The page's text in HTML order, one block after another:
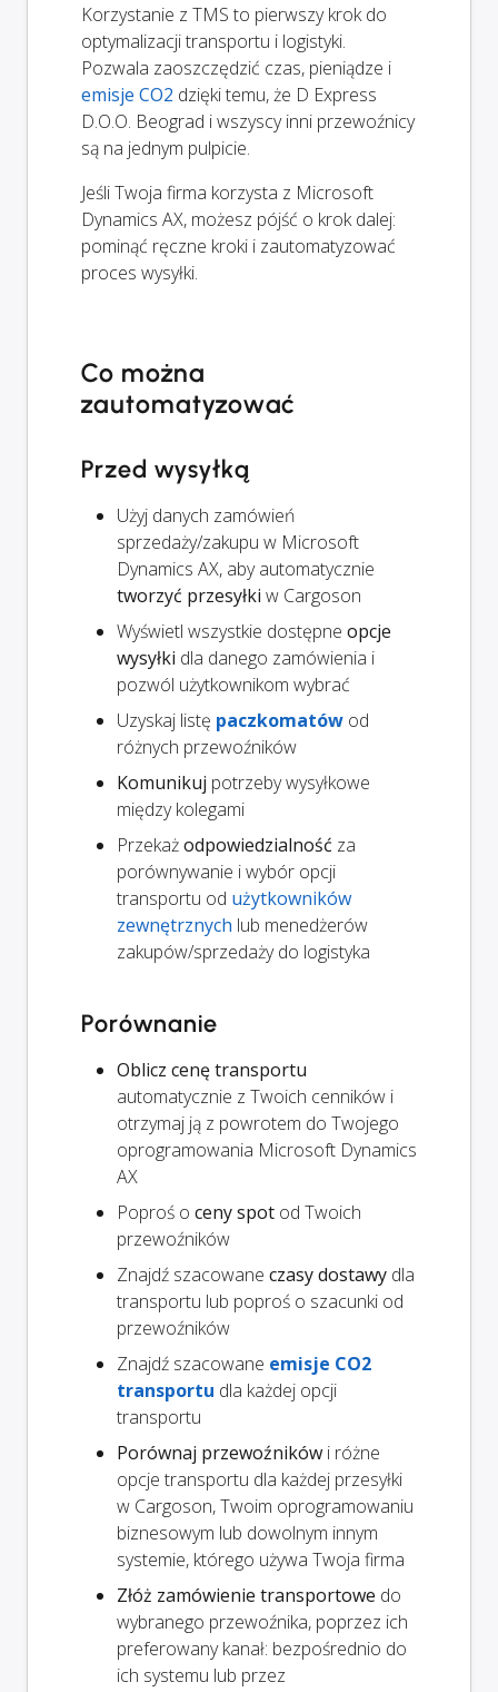
Korzystanie z TMS to pierwszy krok do
optymalizacji transportu i logistyki.
Pozwala zaoszczędzić czas, pieniądze i
emisje CO2 dzięki temu, że D Express
D.O.O. Beograd i wszyscy inni przewoźnicy
są na jednym pulpicie.
Jeśli Twoja firma korzysta z Microsoft
Dynamics AX, możesz pójść o krok dalej:
pominąć ręczne kroki i zautomatyzować
proces wysyłki.
Co można
zautomatyzować
Przed wysyłką
Użyj danych zamówień
sprzedaży/zakupu w Microsoft
Dynamics AX, aby automatycznie
tworzyć przesyłki w Cargoson
Wyświetl wszystkie dostępne opcje
wysyłki dla danego zamówienia i
pozwól użytkownikom wybrać
Uzyskaj listę paczkomatów od
różnych przewoźników
Komunikuj potrzeby wysyłkowe
między kolegami
Przekażodpowiedzialność za
porównywanie i wybór opcji
transportu od użytkowników
zewnętrznych lub menedżerów
zakupów/sprzedaży do logistyka
Porównanie
Oblicz cenę transportu
automatycznie z Twoich cenników i
otrzymaj ją z powrotem do Twojego
oprogramowania Microsoft Dynamics
AX
Poproś o ceny spot od Twoich
przewoźników
Znajdź szacowane czasy dostawy dla
transportu lub poproś o szacunki od
przewoźników
Znajdź szacowane emisje CO2
transportu dla każdej opcji
transportu
Porównaj przewoźników i różne
opcje transportu dla każdej przesyłki
w Cargoson, Twoim oprogramowaniu
biznesowym lub dowolnym innym
systemie, którego używa Twoja firma
Złóż zamówienie transportowe do
wybranego przewoźnika, poprzez ich
preferowany kanał: bezpośrednio do
ich systemu lub przez